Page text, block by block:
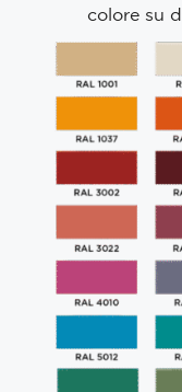
colore su